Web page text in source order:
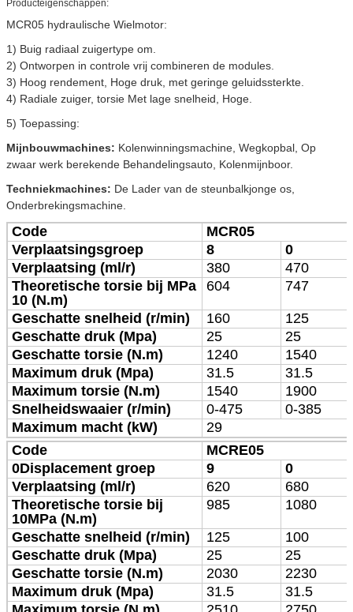
Producteigenschappen:
MCR05 hydraulische Wielmotor:
1) Buig radiaal zuigertype om.
2) Ontworpen in controle vrij combineren de modules.
3) Hoog rendement, Hoge druk, met geringe geluidssterkte.
4) Radiale zuiger, torsie Met lage snelheid, Hoge.
5) Toepassing:
Mijnbouwmachines: Kolenwinningsmachine, Wegkopbal, Op
zwaar werk berekende Behandelingsauto, Kolenmijnboor.
Techniekmachines: De Lader van de steunbalkjonge os,
Onderbrekingsmachine.
Code
MCR05
Verplaatsingsgroep
8
0
Verplaatsing (ml/r)
380
470
Theoretische torsie bij MPa
10 (N.m)
604 747
Geschatte snelheid (r/min) 160
125
Geschatte druk (Mpa)
25
25
Geschatte torsie (N.m)
1240
1540
Maximum druk (Mpa)
31.5
31.5
Maximum torsie (N.m)
1540
1900
Snelheidswaaier (r/min)
0-475
0-385
Maximum macht (kW)
29
Code
MCRE05
0Displacement groep
9
0
Verplaatsing (ml/r)
620
680
Theoretische torsie bij
10MPa (N.m)
985 1080
Geschatte snelheid (r/min) 125
100
Geschatte druk (Mpa)
25
25
Geschatte torsie (N.m)
2030
2230
Maximum druk (Mpa)
31.5
31.5